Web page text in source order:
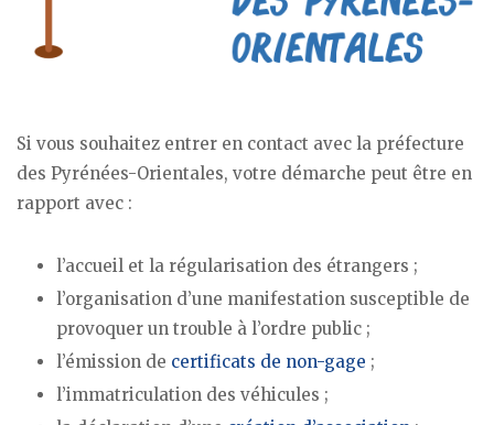
Si vous souhaitez entrer en contact avec la préfecture
des Pyrénées-Orientales, votre démarche peut être en
rapport avec :
l’accueil et la régularisation des étrangers ;
l’organisation d’une manifestation susceptible de
provoquer un trouble à l’ordre public ;
l’émission de certificats de non-gage ;
l’immatriculation des véhicules ;